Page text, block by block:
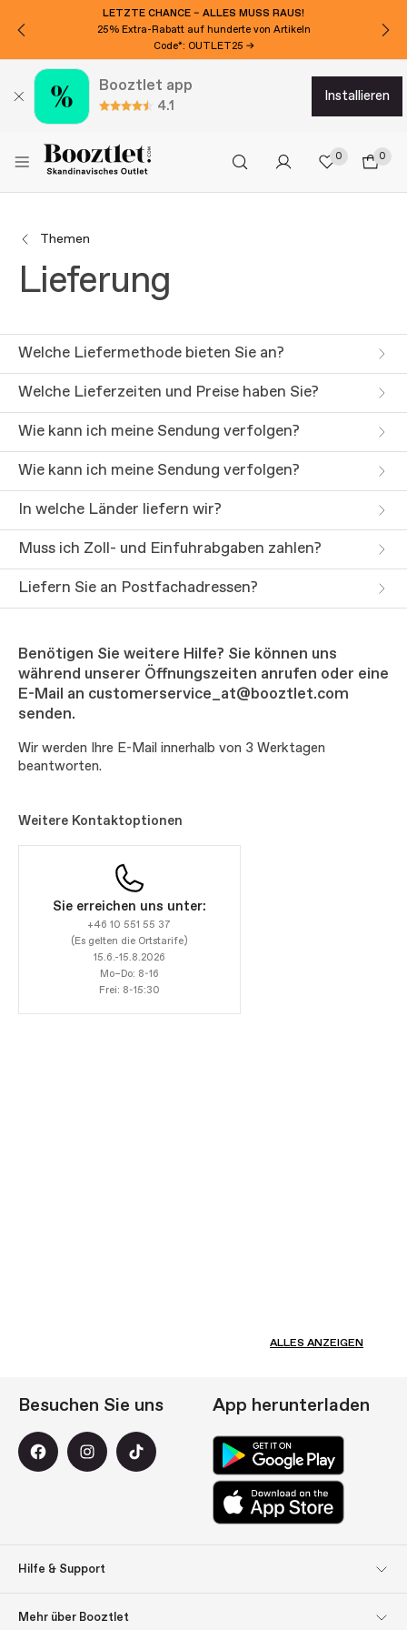
LETZTE CHANCE – ALLES MUSS RAUS!
25% Extra-Rabatt auf hunderte von Artikeln
Code*: OUTLET25 →
Booztlet app
4.1
installieren
0 0
Themen
Lieferung
Welche Liefermethode bieten Sie an?
Welche Lieferzeiten und Preise haben Sie?
Wie kann ich meine Sendung verfolgen?
Wie kann ich meine Sendung verfolgen?
In welche Länder liefern wir?
Muss ich Zoll- und Einfuhrabgaben zahlen?
Liefern Sie an Postfachadressen?
Benötigen Sie weitere Hilfe? Sie können uns
während unserer Öffnungszeiten anrufen oder eine
E-Mail an customerservice_at@booztlet.com
senden.
Wir werden Ihre E-Mail innerhalb von 3 Werktagen
beantworten.
Weitere Kontaktoptionen
Sie erreichen uns unter:
+46 10 551 55 37
(Es gelten die Ortstarife)
15.6.-15.8.2026
Mo–Do: 8-16
Frei: 8-15:30
ALLES ANZEIGEN
Hilfe & Support
Mehr über Booztlet
Besuchen Sie uns App herunterladen